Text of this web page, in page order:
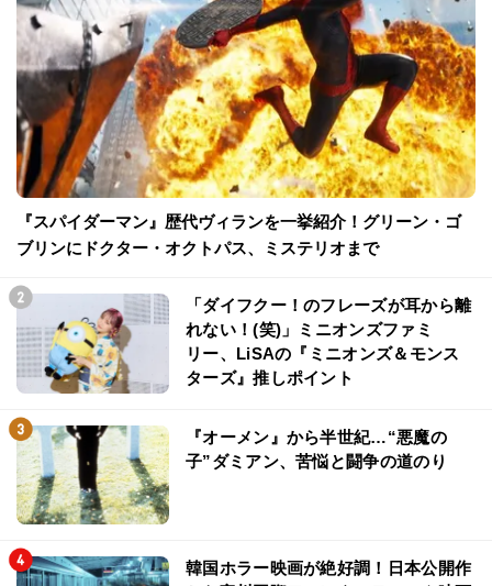
『スパイダーマン』歴代ヴィランを一挙紹介！グリーン・ゴ
ブリンにドクター・オクトパス、ミステリオまで
「ダイフクー！のフレーズが耳から離
れない！(笑)」ミニオンズファミ
リー、LiSAの『ミニオンズ＆モンス
ターズ』推しポイント
『オーメン』から半世紀…“悪魔の
子”ダミアン、苦悩と闘争の道のり
韓国ホラー映画が絶好調！日本公開作